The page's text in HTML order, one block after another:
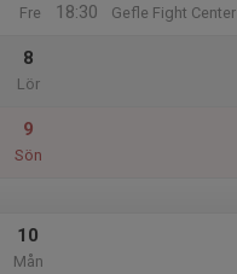
Fre
18:30
Gefle Fight Center
8
Lör
9
Sön
10
Mån